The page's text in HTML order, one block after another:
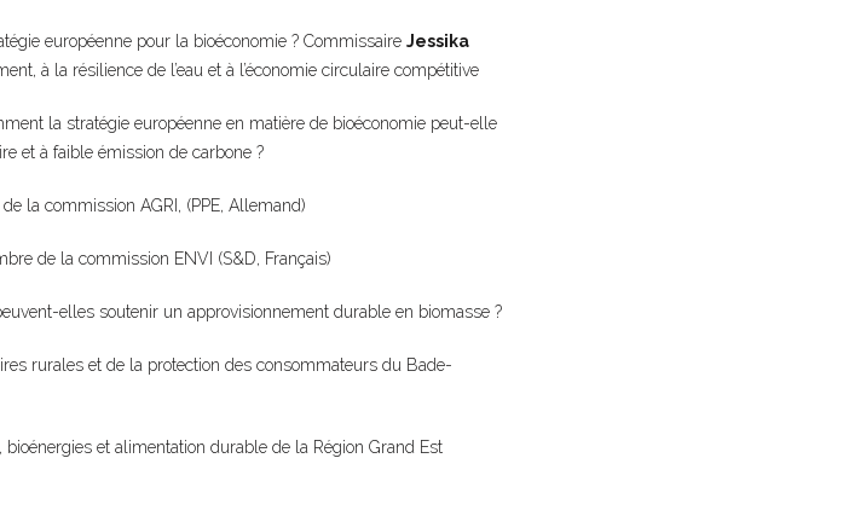
européenne pour la bioéconomie ? Commissaire Jessika
à la résilience de l’eau et à l’économie circulaire compétitive
la stratégie européenne en matière de bioéconomie peut-elle
et à faible émission de carbone ?
la commission AGRI, (PPE, Allemand)
de la commission ENVI (S&D, Français)
elles soutenir un approvisionnement durable en biomasse ?
rurales et de la protection des consommateurs du Bade-
et alimentation durable de la Région Grand Est